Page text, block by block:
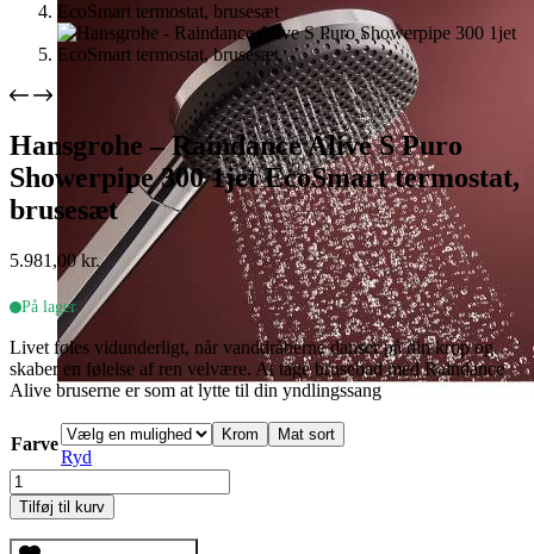
Hansgrohe – Raindance Alive S Puro
Showerpipe 300 1jet EcoSmart termostat,
brusesæt
5.981,00kr.
På lager
Livet føles vidunderligt, når vanddråberne danser på din krop og
skaber en følelse af ren velvære. At tage brusebad med Raindance
Alive bruserne er som at lytte til din yndlingssang
Farve Krom Mat sort
Ryd
Hansgrohe
-
Raindance
Alive
Tilføj til kurv